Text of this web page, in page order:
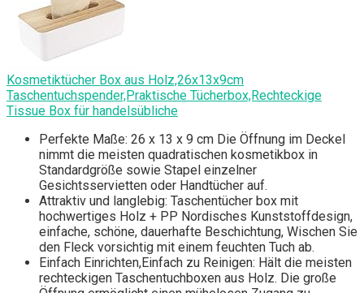
Kosmetiktücher Box aus Holz,26x13x9cm
Taschentuchspender,Praktische Tücherbox,Rechteckige
Tissue Box für handelsübliche
Perfekte Maße: 26 x 13 x 9 cm Die Öffnung im Deckel
nimmt die meisten quadratischen kosmetikbox in
Standardgröße sowie Stapel einzelner
Gesichtsservietten oder Handtücher auf.
Attraktiv und langlebig: Taschentücher box mit
hochwertiges Holz + PP Nordisches Kunststoffdesign,
einfache, schöne, dauerhafte Beschichtung, Wischen Sie
den Fleck vorsichtig mit einem feuchten Tuch ab.
Einfach Einrichten,Einfach zu Reinigen: Hält die meisten
rechteckigen Taschentuchboxen aus Holz. Die große